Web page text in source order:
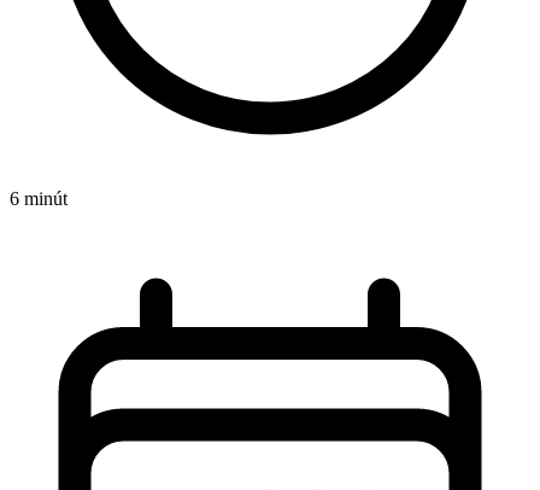
6 minút